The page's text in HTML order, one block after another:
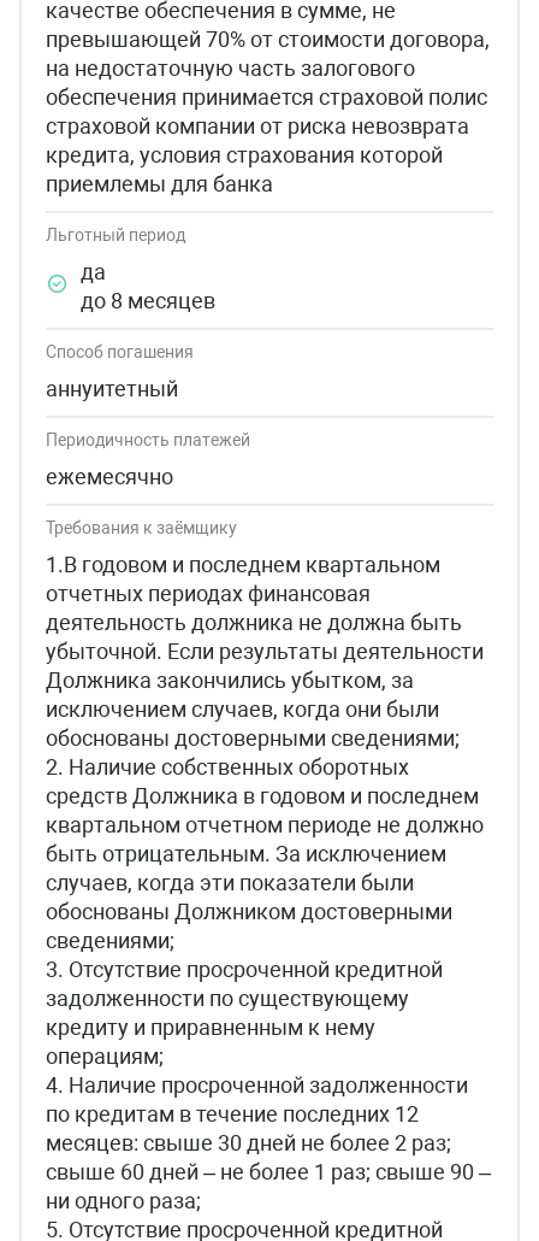
качестве обеспечения в сумме, не
превышающей 70% от стоимости договора,
на недостаточную часть залогового
обеспечения принимается страховой полис
страховой компании от риска невозврата
кредита, условия страхования которой
приемлемы для банка
Льготный период
да
до 8 месяцев
Способ погашения
аннуитетный
Периодичность платежей
ежемесячно
Требования к заёмщику
1.В годовом и последнем квартальном
отчетных периодах финансовая
деятельность должника не должна быть
убыточной. Если результаты деятельности
Должника закончились убытком, за
исключением случаев, когда они были
обоснованы достоверными сведениями;
2. Наличие собственных оборотных
средств Должника в годовом и последнем
квартальном отчетном периоде не должно
быть отрицательным. За исключением
случаев, когда эти показатели были
обоснованы Должником достоверными
сведениями;
3. Отсутствие просроченной кредитной
задолженности по существующему
кредиту и приравненным к нему
операциям;
4. Наличие просроченной задолженности
по кредитам в течение последних 12
месяцев: свыше 30 дней не более 2 раз;
свыше 60 дней – не более 1 раз; свыше 90 –
ни одного раза;
5. Отсутствие просроченной кредитной